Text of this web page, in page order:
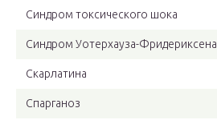
Синдром токсического шока
Синдром Уотерхауза-Фридериксена
Скарлатина
Спарганоз